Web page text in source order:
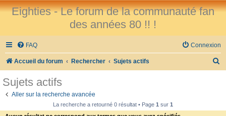
Eighties - Le forum de la communauté fan
des années 80 !! !
FAQ Connexion
Accueil du forum Rechercher Sujets actifs
Sujets actifs
Aller sur la recherche avancée
La recherche a retourné 0 résultat • Page 1 sur 1